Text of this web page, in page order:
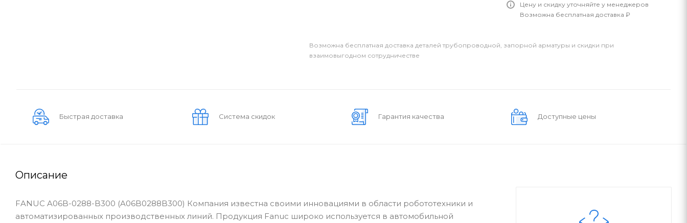
Цену и скидку уточняйте у менеджеров
Возможна бесплатная доставка ₽
Возможна бесплатная доставка деталей трубопроводной, запорной арматуры и скидки при
взаимовыгодном сотрудничестве
Быстрая доставка Система скидок Гарантия качества Доступные цены
Описание
FANUC A06B-0288-B300 (A06B0288B300) Компания известна своими инновациями в области робототехники и
автоматизированных производственных линий. Продукция Fanuc широко используется в автомобильной